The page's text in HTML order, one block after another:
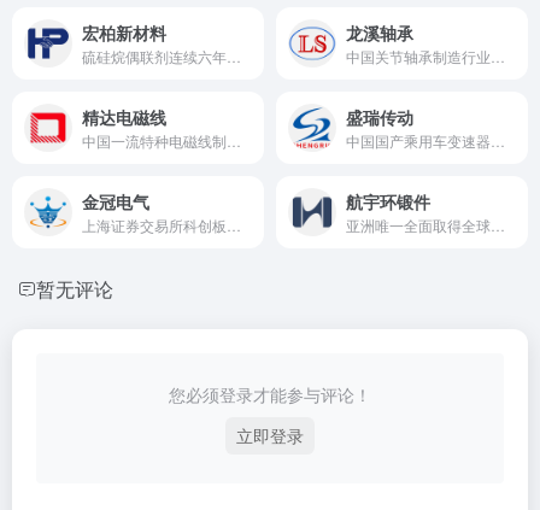
宏柏新材料 龙溪轴承
精达电磁线 盛瑞传动
金冠电气 航宇环锻件
暂无评论
您必须登录才能参与评论！
立即登录